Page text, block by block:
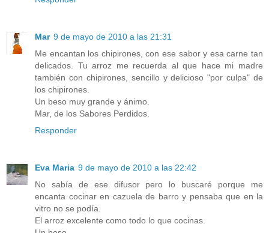
Mar 9 de mayo de 2010 a las 21:31
Me encantan los chipirones, con ese sabor y esa carne tan
delicados. Tu arroz me recuerda al que hace mi madre
también con chipirones, sencillo y delicioso "por culpa" de
los chipirones.
Un beso muy grande y ánimo.
Mar, de los Sabores Perdidos.
Responder
Eva Maria 9 de mayo de 2010 a las 22:42
No sabía de ese difusor pero lo buscaré porque me
encanta cocinar en cazuela de barro y pensaba que en la
vitro no se podía.
El arroz excelente como todo lo que cocinas.